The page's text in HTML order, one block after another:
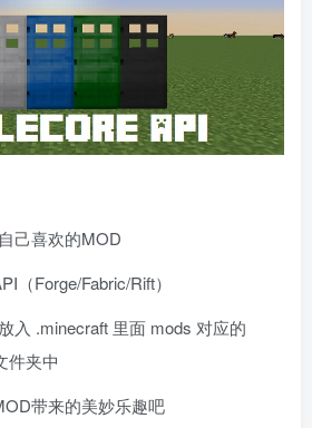
己喜欢的MOD
（Forge/Fabric/Rift）
入 .minecraft 里面 mods 对应的
件夹中
带来的美妙乐趣吧